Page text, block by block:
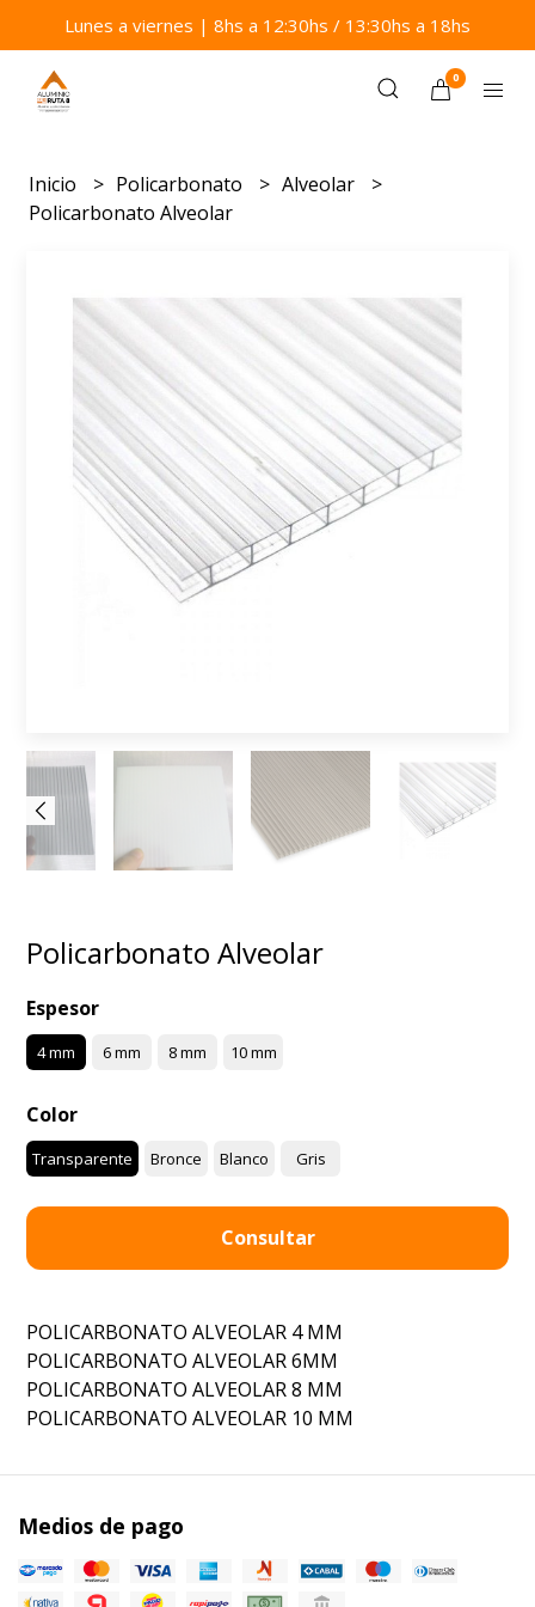
Lunes a viernes | 8hs a 12:30hs / 13:30hs a 18hs
0
Inicio Policarbonato
Alveolar
Policarbonato Alveolar
Policarbonato Alveolar
Espesor
4 mm 6 mm 8 mm 10 mm
Color
Transparente Bronce Blanco Gris
Consultar
POLICARBONATO ALVEOLAR 4 MM
POLICARBONATO ALVEOLAR 6MM
POLICARBONATO ALVEOLAR 8 MM
POLICARBONATO ALVEOLAR 10 MM
Medios de pago